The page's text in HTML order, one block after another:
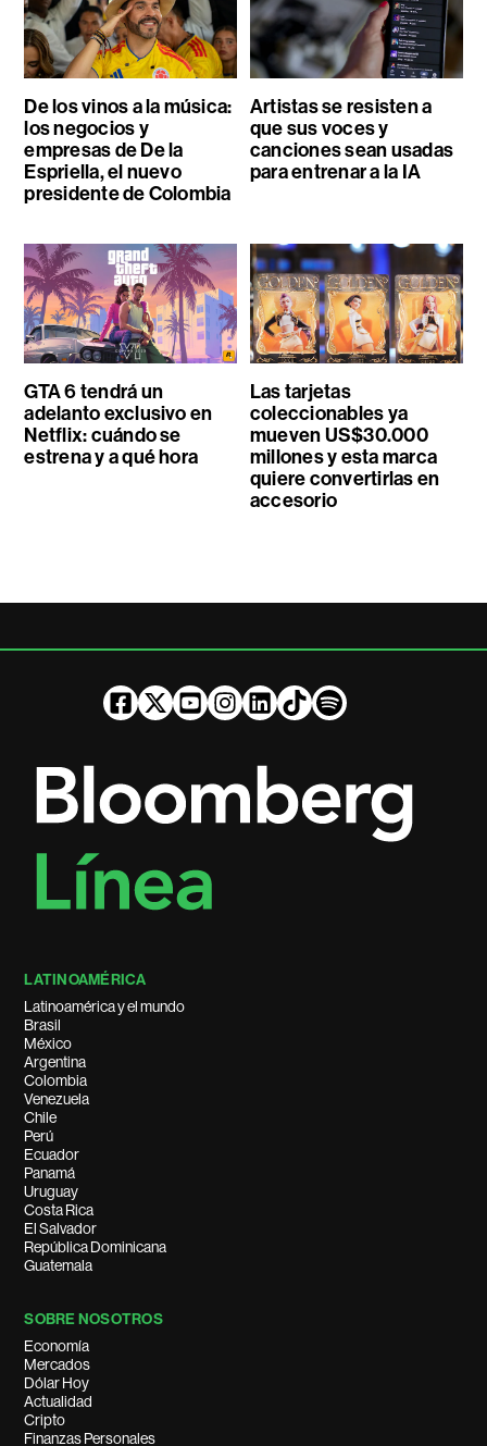
De los vinos a la música:
los negocios y
empresas de De la
Espriella, el nuevo
presidente de Colombia
Artistas se resisten a
que sus voces y
canciones sean usadas
para entrenar a la IA
GTA 6 tendrá un
adelanto exclusivo en
Netflix: cuándo se
estrena y a qué hora
Las tarjetas
coleccionables ya
mueven US$30.000
millones y esta marca
quiere convertirlas en
accesorio
LATINOAMÉRICA
Latinoamérica y el mundo
Brasil
México
Argentina
Colombia
Venezuela
Chile
Perú
Ecuador
Panamá
Uruguay
Costa Rica
El Salvador
República Dominicana
Guatemala
SOBRE NOSOTROS
Economía
Mercados
Dólar Hoy
Actualidad
Cripto
Finanzas Personales